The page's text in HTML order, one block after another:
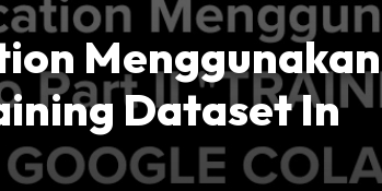
Menggunakan
Dataset In